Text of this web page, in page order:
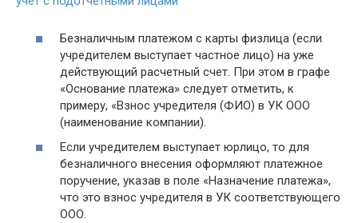
Безналичным платежом с карты физлица (если
учредителем выступает частное лицо) на уже
действующий расчетный счет. При этом в графе
«Основание платежа» следует отметить, к
примеру, «Взнос учредителя (ФИО) в УК ООО
(наименование компании).
Если учредителем выступает юрлицо, то для
безналичного внесения оформляют платежное
поручение, указав в поле «Назначение платежа»,
что это взнос учредителя в УК соответствующего
ООО.